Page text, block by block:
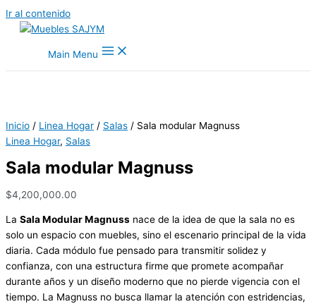
Ir al contenido
Main Menu
Inicio / Linea Hogar / Salas / Sala modular Magnuss
Linea Hogar, Salas
Sala modular Magnuss
$4,200,000.00
La Sala Modular Magnuss nace de la idea de que la sala no es
solo un espacio con muebles, sino el escenario principal de la vida
diaria. Cada módulo fue pensado para transmitir solidez y
confianza, con una estructura firme que promete acompañar
durante años y un diseño moderno que no pierde vigencia con el
tiempo. La Magnuss no busca llamar la atención con estridencias,